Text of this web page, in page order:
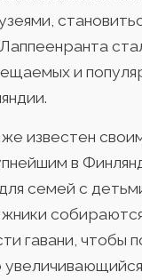
и
известен
в
семей с
гавани, чтобы